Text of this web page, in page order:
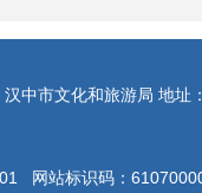
汉中市文化和旅游局 地
网站标识码：